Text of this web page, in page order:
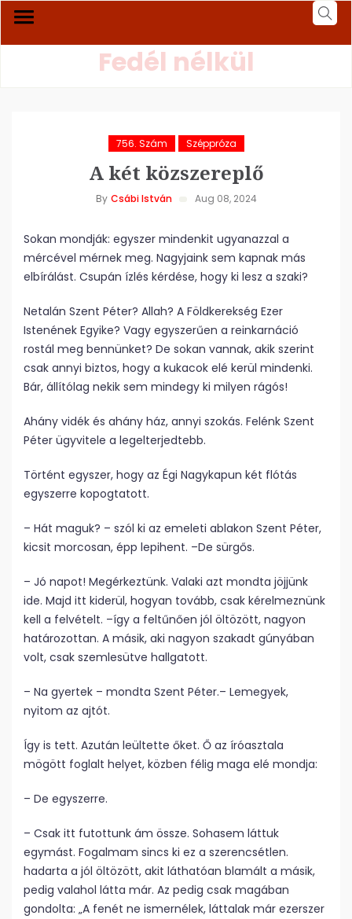
Fedél nélkül
756. Szám Széppróza
A két közszereplő
By Csábi István Aug 08, 2024
Sokan mondják: egyszer mindenkit ugyanazzal a
mércével mérnek meg. Nagyjaink sem kapnak más
elbírálást. Csupán ízlés kérdése, hogy ki lesz a szaki?
Netalán Szent Péter? Allah? A Földkerekség Ezer
Istenének Egyike? Vagy egyszerűen a reinkarnáció
rostál meg bennünket? De sokan vannak, akik szerint
csak annyi biztos, hogy a kukacok elé kerül mindenki.
Bár, állítólag nekik sem mindegy ki milyen rágós!
Ahány vidék és ahány ház, annyi szokás. Felénk Szent
Péter ügyvitele a legelterjedtebb.
Történt egyszer, hogy az Égi Nagykapun két flótás
egyszerre kopogtatott.
– Hát maguk? – szól ki az emeleti ablakon Szent Péter,
kicsit morcosan, épp lepihent. –De sürgős.
– Jó napot! Megérkeztünk. Valaki azt mondta jöjjünk
ide. Majd itt kiderül, hogyan tovább, csak kérelmeznünk
kell a felvételt. –így a feltűnően jól öltözött, nagyon
határozottan. A másik, aki nagyon szakadt gúnyában
volt, csak szemlesütve hallgatott.
– Na gyertek – mondta Szent Péter.– Lemegyek,
nyitom az ajtót.
Így is tett. Azután leültette őket. Ő az íróasztala
mögött foglalt helyet, közben félig maga elé mondja:
– De egyszerre.
– Csak itt futottunk ám össze. Sohasem láttuk
egymást. Fogalmam sincs ki ez a szerencsétlen.
hadarta a jól öltözött, akit láthatóan blamált a másik,
pedig valahol látta már. Az pedig csak magában
gondolta: „A fenét ne ismernélek, láttalak már ezerszer